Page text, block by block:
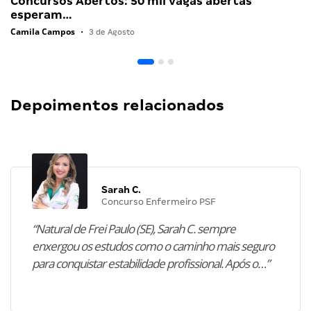
esperam…
Camila Campos • 3 de Agosto
Depoimentos relacionados
Sarah C.
Concurso Enfermeiro PSF
“Natural de Frei Paulo (SE), Sarah C. sempre
enxergou os estudos como o caminho mais seguro
para conquistar estabilidade profissional. Após o…”